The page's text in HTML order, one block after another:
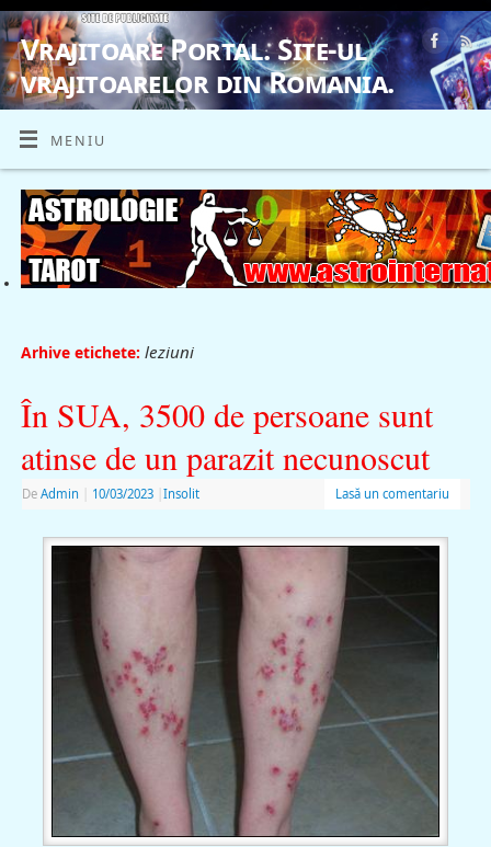
Vrajitoare Portal. Site-ul
vrajitoarelor din Romania.
VRAJITOARE, VRAJITOARELE, VRAJITOARE
MENIU
Arhive etichete: leziuni
În SUA, 3500 de persoane sunt
atinse de un parazit necunoscut
De Admin 10/03/2023 Insolit Lasă un comentariu